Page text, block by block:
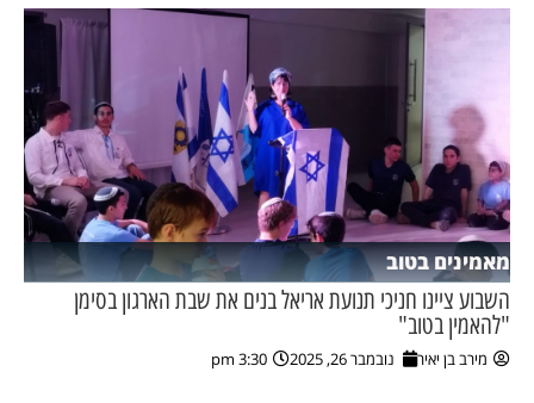
מאמינים בטוב
השבוע ציינו חניכי תנועת אריאל בנים את שבת הארגון בסימן
"להאמין בטוב"
מירב בן יאיר נובמבר 26, 2025 3:30 pm